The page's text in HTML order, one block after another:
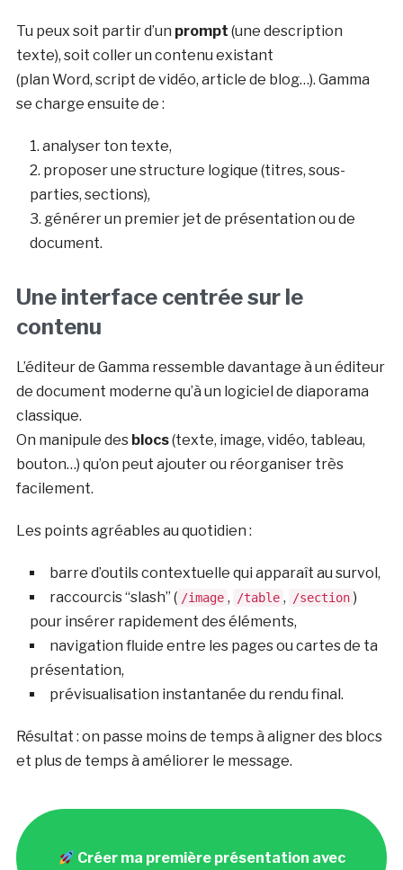
Tu peux soit partir d’un prompt (une description
texte), soit coller un contenu existant
(plan Word, script de vidéo, article de blog…). Gamma
se charge ensuite de :
analyser ton texte,
proposer une structure logique (titres, sous-
parties, sections),
générer un premier jet de présentation ou de
document.
Une interface centrée sur le
contenu
L’éditeur de Gamma ressemble davantage à un éditeur
de document moderne qu’à un logiciel de diaporama
classique.
On manipule des blocs(texte, image, vidéo, tableau,
bouton…) qu’on peut ajouter ou réorganiser très
facilement.
Les points agréables au quotidien :
barre d’outils contextuelle qui apparaît au survol,
raccourcis “slash” ( /image , /table , /section )
pour insérer rapidement des éléments,
navigation fluide entre les pages ou cartes de ta
présentation,
prévisualisation instantanée du rendu final.
Résultat : on passe moins de temps à aligner des blocs
et plus de temps à améliorer le message.
Créer ma première présentation avec